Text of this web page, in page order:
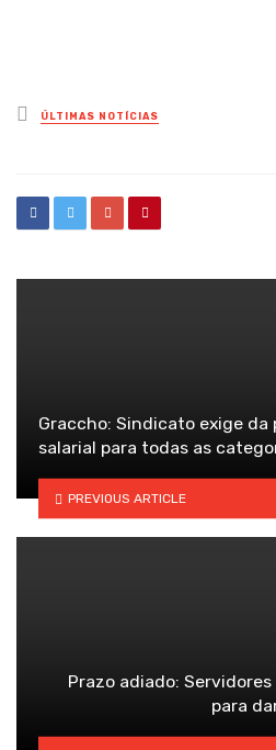
Posted
in
ÚLTIMAS NOTÍCIAS
Graccho: Sindicato exige
salarial para todas as
PREVIOUS ARTICLE
Prazo adiado:
para